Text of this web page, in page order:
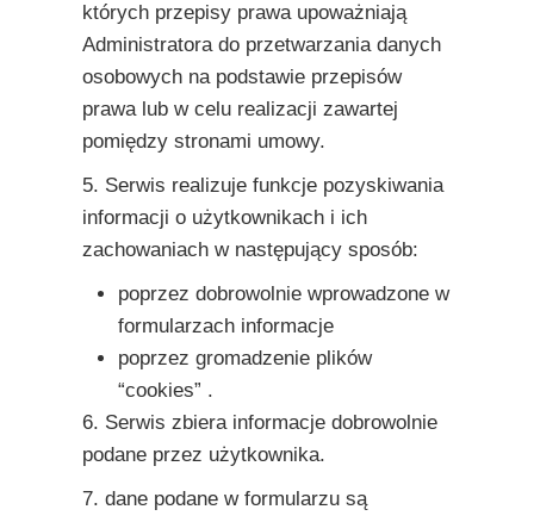
których przepisy prawa upoważniają
Administratora do przetwarzania danych
osobowych na podstawie przepisów
prawa lub w celu realizacji zawartej
pomiędzy stronami umowy.
5. Serwis realizuje funkcje pozyskiwania
informacji o użytkownikach i ich
zachowaniach w następujący sposób:
poprzez dobrowolnie wprowadzone w
formularzach informacje
poprzez gromadzenie plików
“cookies” .
6. Serwis zbiera informacje dobrowolnie
podane przez użytkownika.
7. dane podane w formularzu są